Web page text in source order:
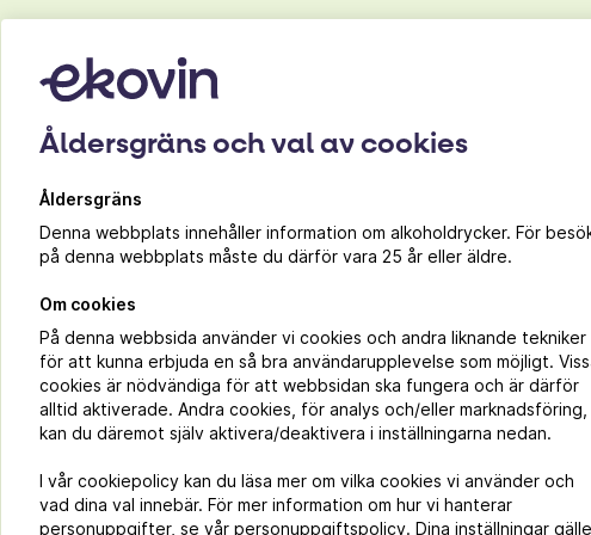
Ursprung
Dogliani DOCG
129 kr
Åldersgräns och val av cookies
Åldersgräns
Denna webbplats innehåller information om alkoholdrycker. För
på denna webbplats måste du därför vara 25 år eller äldre.
Om cookies
På denna webbsida använder vi cookies och andra liknande tekniker
för att kunna erbjuda en så bra användarupplevelse som möjligt.
cookies är nödvändiga för att webbsidan ska fungera och är därför
alltid aktiverade. Andra cookies, för analys och/eller marknadsföring,
kan du däremot själv aktivera/deaktivera i inställningarna nedan.
I vår cookiepolicy kan du läsa mer om vilka cookies vi använder och
vad dina val innebär. För mer information om hur vi hanterar
personuppgifter, se vår personuppgiftspolicy. Dina inställningar